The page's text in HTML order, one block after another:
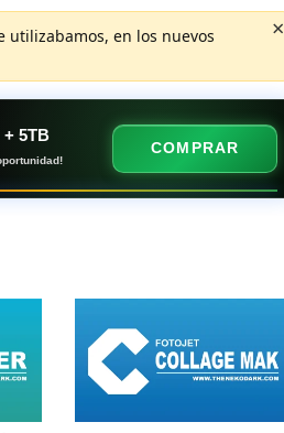
utilizabamos, en los nuevos
×
5TB
COMPRAR